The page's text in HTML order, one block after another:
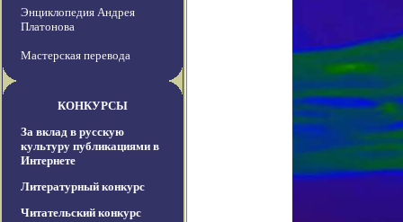
Энциклопедия Андрея
Платонова
Мастерская перевода
КОНКУРСЫ
За вклад в русскую
культуру публикациями в
Интернете
Литературный конкурс
Читательский конкурс